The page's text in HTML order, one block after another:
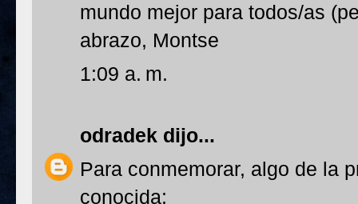
mundo mejor para todos/as
abrazo, Montse
1:09 a. m.
odradek dijo...
Para conmemorar, algo de la
conocida: